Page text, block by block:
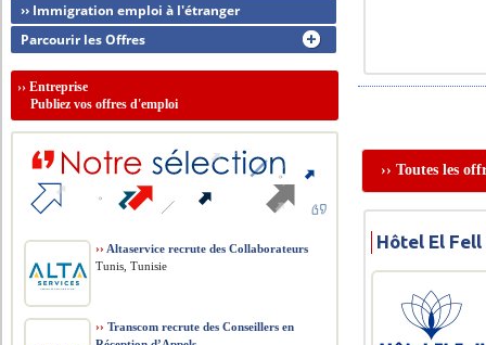
›› Toutes les
Hôtel El
›› Immigration emploi à l'étranger
Parcourir les Offres
››Entreprise
Publiez vos offres d'emploi
›› Altaservice recrute des Collaborateurs
Tunis, Tunisie
›› Transcom recrute des Conseillers en